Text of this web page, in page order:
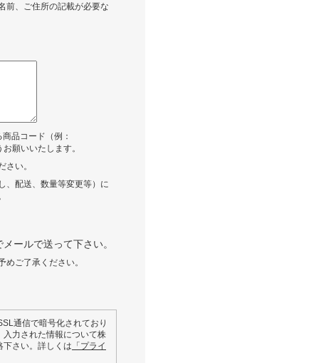
前、ご住所の記載が必要な
品コード（例：
願いいたします。
さい。
、配送、数量等変更等）に
ールで送って下さい。
ご了承ください。
通信で暗号化されており
力された情報について株
さい。詳しくは 「プライ